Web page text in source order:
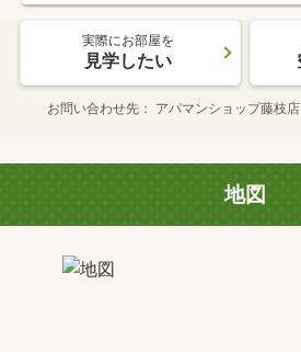
実際にお部屋を
見学したい
お問い合わせ先 アパマンショップ藤枝
地図